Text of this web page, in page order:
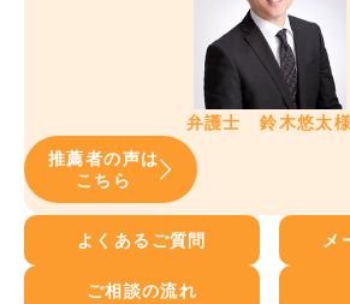
弁護士 鈴木悠太様
推薦者の声は
こちら
よくあるご質問 メ
ご相談の流れ